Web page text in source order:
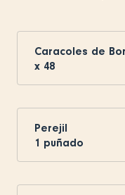
Caracoles de
x 48
Perejil
1 puñado